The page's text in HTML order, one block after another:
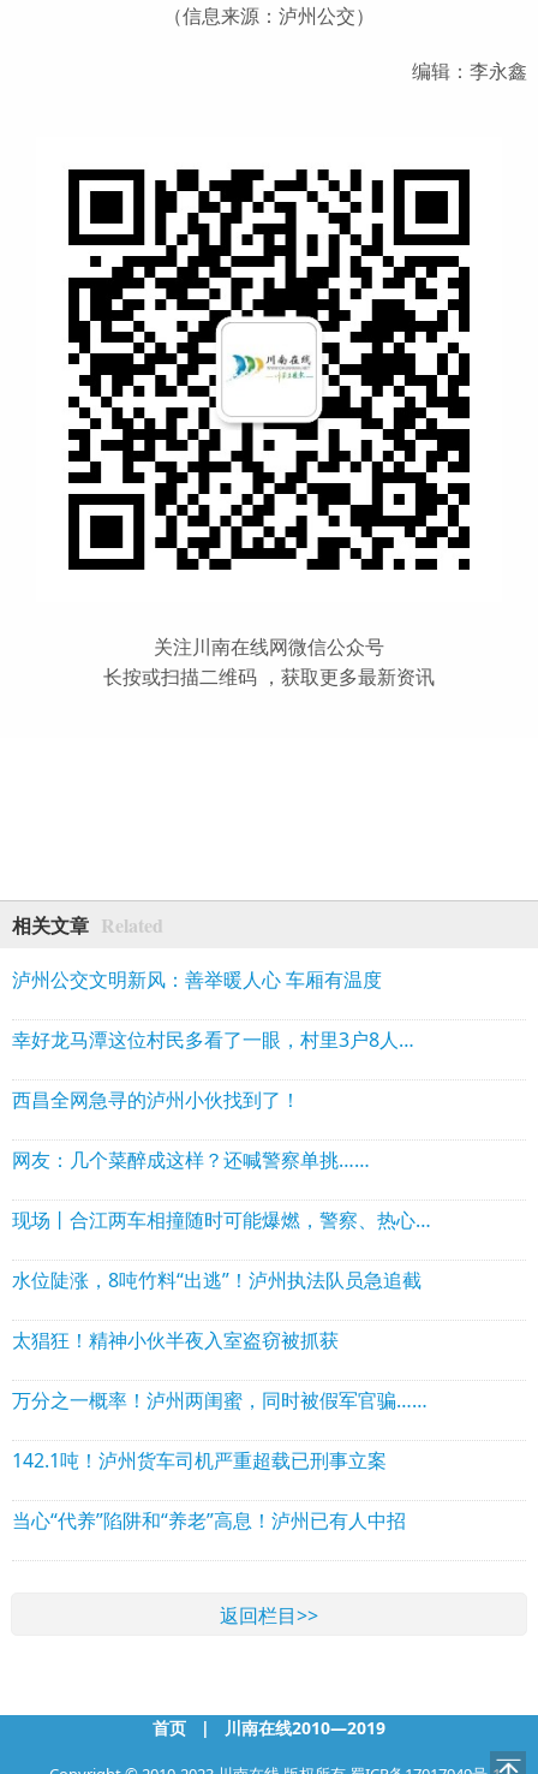
（信息来源：泸州公交）
编辑：李永鑫
关注川南在线网微信公众号
长按或扫描二维码 ，获取更多最新资讯
相关文章 Related
泸州公交文明新风：善举暖人心 车厢有温度
幸好龙马潭这位村民多看了一眼，村里3户8人躲过山体滑坡……
西昌全网急寻的泸州小伙找到了！
网友：几个菜醉成这样？还喊警察单挑……
现场丨合江两车相撞随时可能爆燃，警察、热心市民合力营救被困司机
水位陡涨，8吨竹料“出逃”！泸州执法队员急追截
太猖狂！精神小伙半夜入室盗窃被抓获
万分之一概率！泸州两闺蜜，同时被假军官骗……
142.1吨！泸州货车司机严重超载已刑事立案
当心“代养”陷阱和“养老”高息！泸州已有人中招
返回栏目>>
首页 | 川南在线2010—2019